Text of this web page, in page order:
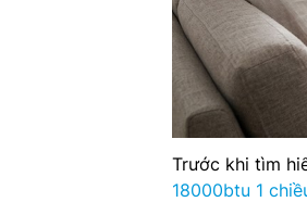
Trước khi tìm
18000btu 1